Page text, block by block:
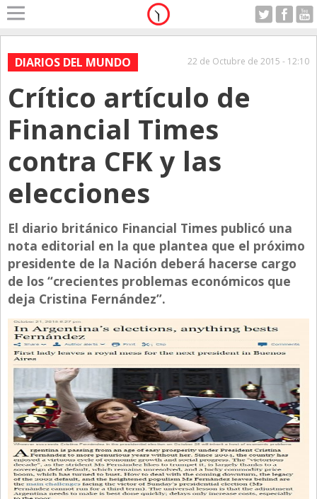
Home
A Motor
Alerta
Anticipo
Campo
Carrera & Emprendedores
Club House
Con Estilo
De Bolsillo
Diarios de Argentina
Diarios del Mundo
Directivos
Ecología y Ambiente
Economía
El Experto
El Innovador
El Precio Que Yo Ví
Entrevista
DIARIOS DEL MUNDO 22 de Octubre de 2015 - 12:10
Crítico artículo de
Financial Times
contra CFK y las
elecciones
El diario británico Financial Times publicó una
nota editorial en la que plantea que el próximo
presidente de la Nación deberá hacerse cargo
de los “crecientes problemas económicos que
deja Cristina Fernández”.